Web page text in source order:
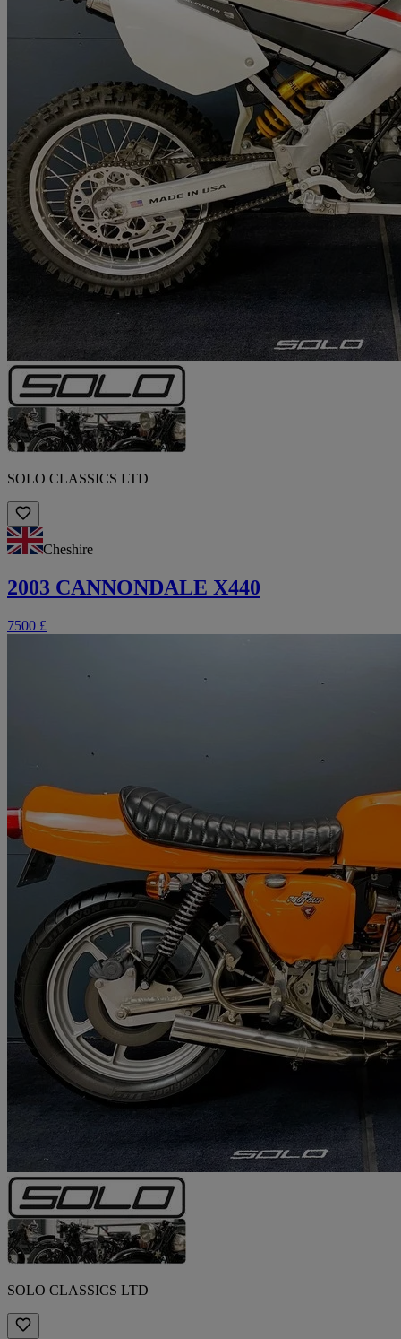
SOLO CLASSICS LTD
Cheshire
2003 CANNONDALE X440
7500 £
SOLO CLASSICS LTD